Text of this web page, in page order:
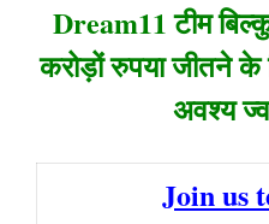
Dream11 टीम
करोड़ों रुपया जीतने
अवश्य
Join us